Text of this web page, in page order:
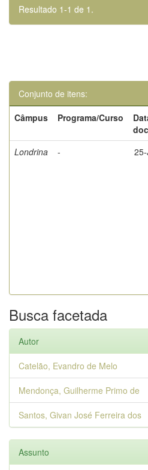
Resultado 1-1 de 1.
Conjunto de itens:
Câmpus
Programa/Curso
Londrina -
Busca facetada
Autor
Catelão, Evandro de Melo
Mendonça, Guilherme Primo de
Santos, Givan José Ferreira dos
Assunto